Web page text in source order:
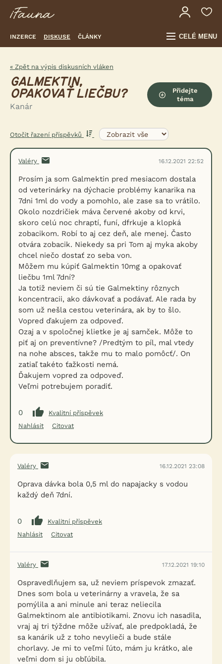
INZERCE DISKUSE ČLÁNKY CELÉ MENU
« Zpět na výpis diskusních vláken
GALMEKTIN,
OPAKOVAŤ LIEČBU?
Kanár
Přidejte
téma
Otočit řazení příspěvků
Valéry 16.12.2021 22:52
Prosím ja som Galmektin pred mesiacom dostala
od veterinárky na dýchacie problémy kanarika na
7dni 1ml do vody a pomohlo, ale zase sa to vrátilo.
Okolo nozdričiek máva červené akoby od krvi,
skoro celú noc chraptí, funí, dfrkuje a klopká
zobacikom. Robí to aj cez deň, ale menej. Často
otvára zobacik. Niekedy sa pri Tom aj myka akoby
chcel niečo dostať zo seba von.
Môžem mu kúpiť Galmektin 10mg a opakovať
liečbu 1ml 7dní?
Ja totiž neviem či sú tie Galmektiny rôznych
koncentracii, ako dávkovať a podávať. Ale rada by
som už nešla cestou veterinára, ak by to šlo.
Vopred ďakujem za odpoveď.
Ozaj a v spoločnej klietke je aj samček. Môže to
piť aj on preventívne? /Predtým to píl, mal vtedy
na nohe absces, takže mu to malo pomôcť/. On
zatiaľ takéto ťažkosti nemá.
Ďakujem vopred za odpoveď.
Veľmi potrebujem poradiť.
0
Kvalitní příspěvek
Nahlásit
Citovat
Valéry 16.12.2021 23:08
Oprava dávka bola 0,5 ml do napajacky s vodou
každý deň 7dní.
0
Kvalitní příspěvek
Nahlásit
Citovat
Valéry 17.12.2021 19:10
Ospravedlňujem sa, už neviem príspevok zmazať.
Dnes som bola u veterinárny a vravela, že sa
pomýlila a ani minule ani teraz neliecila
Galmektinom ale antibiotikami. Znovu ich nasadila,
vraj aj tri týždne môže užívať, ale predpokladá, že
sa kanárik už z toho nevylieči a bude stále
chorlavy. Je mi to veľmi ľúto, mám ju krátko, ale
veľmi dom si ju obľúbila.